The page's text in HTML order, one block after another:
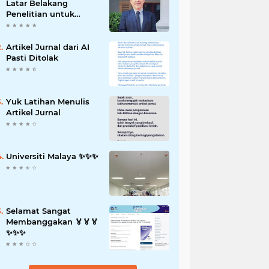
Latar Belakang
Penelitian untuk
Proposal Skripsi
Artikel Jurnal dari AI
Pasti Ditolak
Yuk Latihan Menulis
Artikel Jurnal
Universiti Malaya ✨️✨️✨️
Selamat Sangat
Membanggakan 🏅🏅🏅
✨️✨️✨️